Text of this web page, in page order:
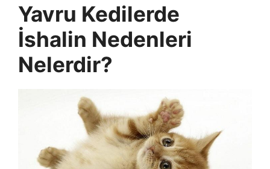
Yavru Kedilerde
İshalin Nedenleri
Nelerdir?